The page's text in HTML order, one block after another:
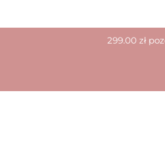
299.00 zł